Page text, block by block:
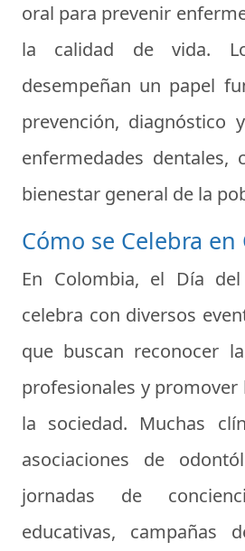
oral para prevenir
la calidad de vida.
desempeñan un papel
prevención, diagnóstico
enfermedades dentales,
bienestar general de la
Cómo se Celebra
En Colombia, el Día
celebra con diversos
que buscan reconocer
profesionales y promover
la sociedad. Muchas
asociaciones de
jornadas de
educativas, campañas